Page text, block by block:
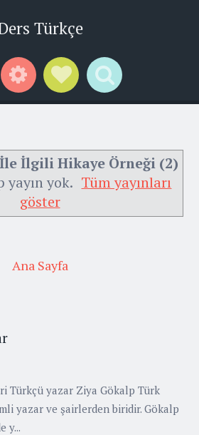
Türkçe
WidgetsSocial Links
Search
İlgili Hikaye Örneği (2)
yok. Tüm yayınları
göster
Ana Sayfa
Türkçü yazar Ziya Gökalp Türk
yazar ve şairlerden biridir. Gökalp
y...